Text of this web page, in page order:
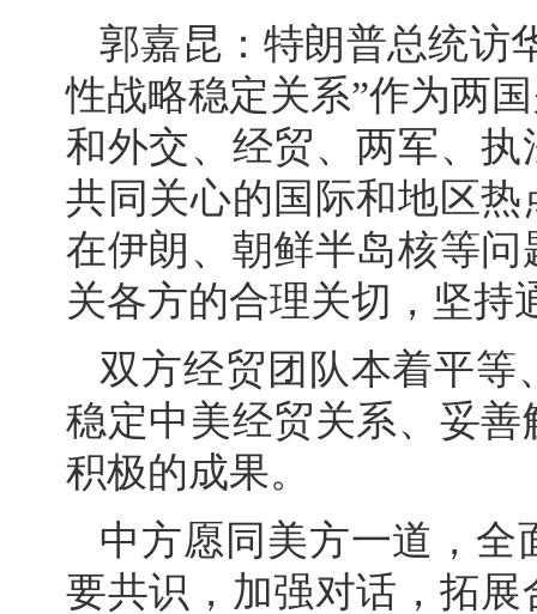
郭嘉昆：特朗普总统访
性战略稳定关系”作为两
和外交、经贸、两军、
共同关心的国际和地区
在伊朗、朝鲜半岛核等
关各方的合理关切，坚持
双方经贸团队本着平等
稳定中美经贸关系、妥
积极的成果。
中方愿同美方一道，
要共识，加强对话，拓